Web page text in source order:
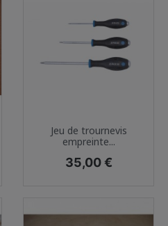
Jeu de trournevis
empreinte...
Prix
35,00 €